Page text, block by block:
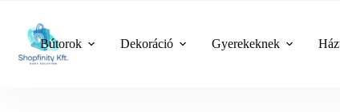
content
Bútorok Dekoráció Gyerekeknek